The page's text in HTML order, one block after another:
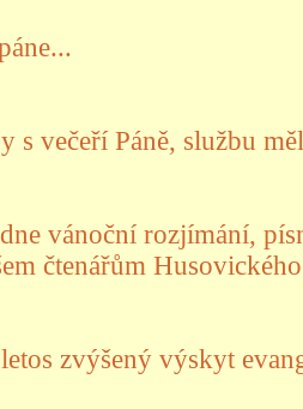
s večeří Páně, službu
vánoční rozjímání,
čtenářům
zvýšený výskyt